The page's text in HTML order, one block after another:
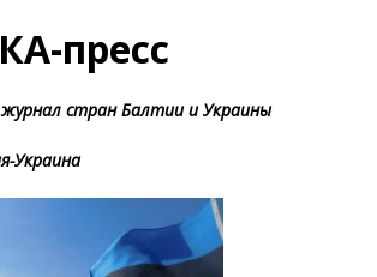
пресс
стран Балтии и Украины
Украина